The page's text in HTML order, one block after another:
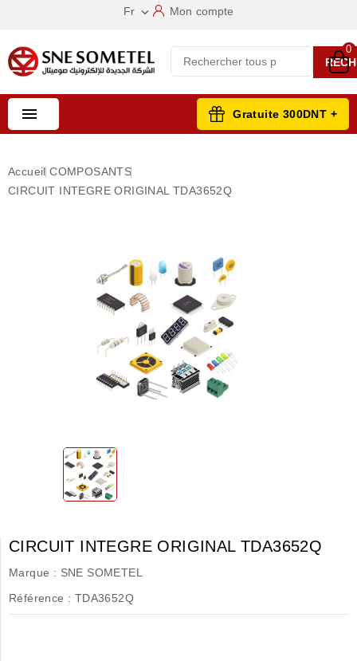
Fr  Mon compte
0
 Gratuite 300DNT +
Accueil COMPOSANTS
CIRCUIT INTEGRE ORIGINAL TDA3652Q
CIRCUIT INTEGRE ORIGINAL TDA3652Q
Marque : SNE SOMETEL
Référence : TDA3652Q